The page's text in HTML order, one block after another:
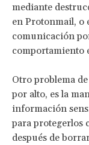
mediante
en Protonmail, o
comunicación
comportamiento
Otro problema
por alto, es la
información
para protegerlos
después de